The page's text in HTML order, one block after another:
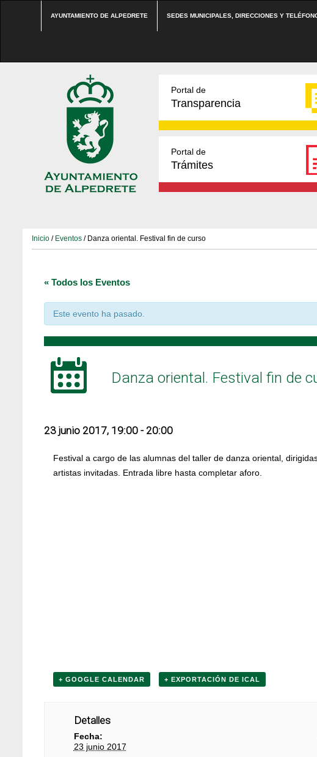
AYUNTAMIENTO DE ALPEDRETE SEDES MUNICIPALES, DIRECCIONES Y
Portal de
Transparencia
Portal de
Trámites
Inicio / Eventos / Danza oriental. Festival fin de curso
« Todos los Eventos
Este evento ha pasado.
Danza oriental. Festival fin de
23 junio 2017, 19:00 - 20:00
Festival a cargo de las alumnas del taller de danza oriental,
artistas invitadas. Entrada libre hasta completar aforo.
+ GOOGLE CALENDAR + EXPORTACIÓN DE ICAL
Detalles
Fecha:
23 junio 2017